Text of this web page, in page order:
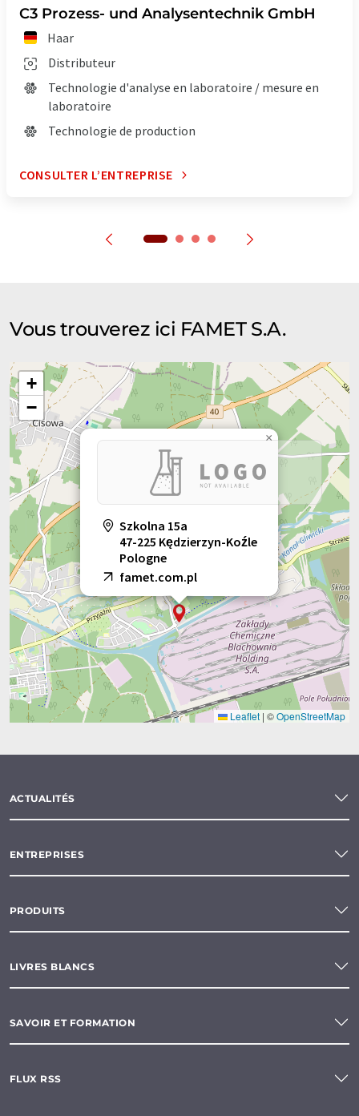
C3 Prozess- und Analysentechnik GmbH
Haar
Distributeur
Technologie d'analyse en laboratoire / mesure en
laboratoire
Technologie de production
CONSULTER L’ENTREPRISE
Vous trouverez ici FAMET S.A.
Szkolna 15a
47-225 Kędzierzyn-Koźle
Pologne
famet.com.pl
×
+
−
Leaflet | ©OpenStreetMap
ACTUALITÉS
ENTREPRISES
PRODUITS
LIVRES BLANCS
SAVOIR ET FORMATION
FLUX RSS